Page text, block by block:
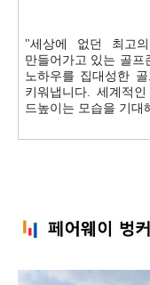
"세상에 없던 최고
만들어가고 있는 골프
노하우를 집대성한
키워냅니다.세계적
드높이는 모습을 기대